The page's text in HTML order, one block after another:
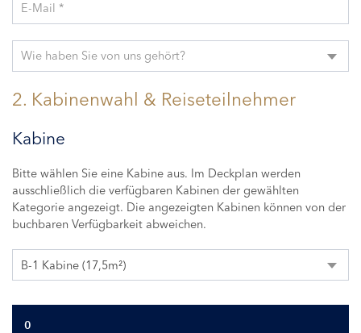
E-Mail *
Wie haben Sie von uns gehört?
2. Kabinenwahl & Reiseteilnehmer
Kabine
Bitte wählen Sie eine Kabine aus. Im Deckplan werden
ausschließlich die verfügbaren Kabinen der gewählten
Kategorie angezeigt. Die angezeigten Kabinen können von der
buchbaren Verfügbarkeit abweichen.
B-1 Kabine (17,5m²)
0